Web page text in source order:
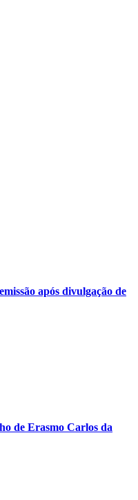
após divulgação de
de Erasmo Carlos da